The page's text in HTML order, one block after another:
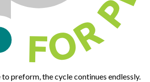
preform, the cycle continues endlessly.